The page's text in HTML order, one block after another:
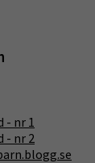
- nr 1
- nr 2